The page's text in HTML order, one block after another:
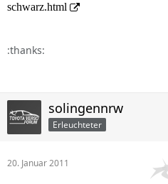
schwarz.html
:thanks:
solingennrw
Erleuchteter
20. Januar 2011